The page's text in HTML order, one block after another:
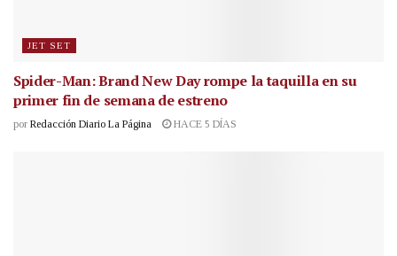
JET SET
Spider-Man: Brand New Day rompe la taquilla en su
primer fin de semana de estreno
por Redacción Diario La Página HACE 5 DÍAS